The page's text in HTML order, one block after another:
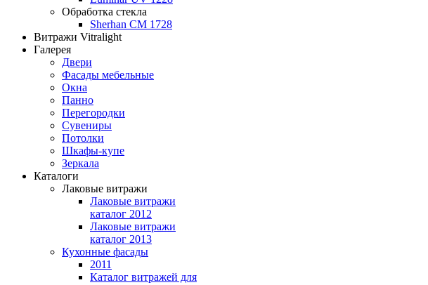
Обработка стекла
Sherhan CM 1728
Витражи Vitralight
Галерея
Двери
Фасады мебельные
Окна
Панно
Перегородки
Сувениры
Потолки
Шкафы-купе
Зеркала
Каталоги
Лаковые витражи
Лаковые витражи
каталог 2012
Лаковые витражи
каталог 2013
Кухонные фасады
2011
Каталог витражей для